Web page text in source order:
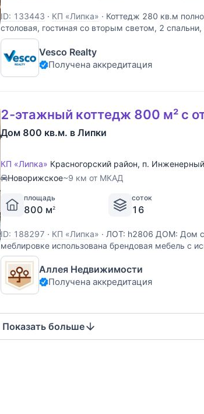
ID: 133443 · КП «Липка» · Коттедж 280 кв.м
столовая, гостиная со вторым светом, 2
панорамными окнами, кинотеатр, сауна с
участок 9 соток с беседкой,
Vesco Realty
Получена аккредитация
2-этажный коттедж 800 м² с
Дом 800 кв.м. в Липки
КП «Липка» Красногорский район, п.
Новорижское~9 км от МКАД
площадь
800 м2
соток
16
ID: 188297 · КП «Липка» · ЛОТ: h2806 ДОМ: Дом с
меблировке использована брендовая мебель с
установлены антикварные предметы мебели.
стиле дома. В доме 6 спален с
Аллея Недвижимости
Получена аккредитация
Показать больше